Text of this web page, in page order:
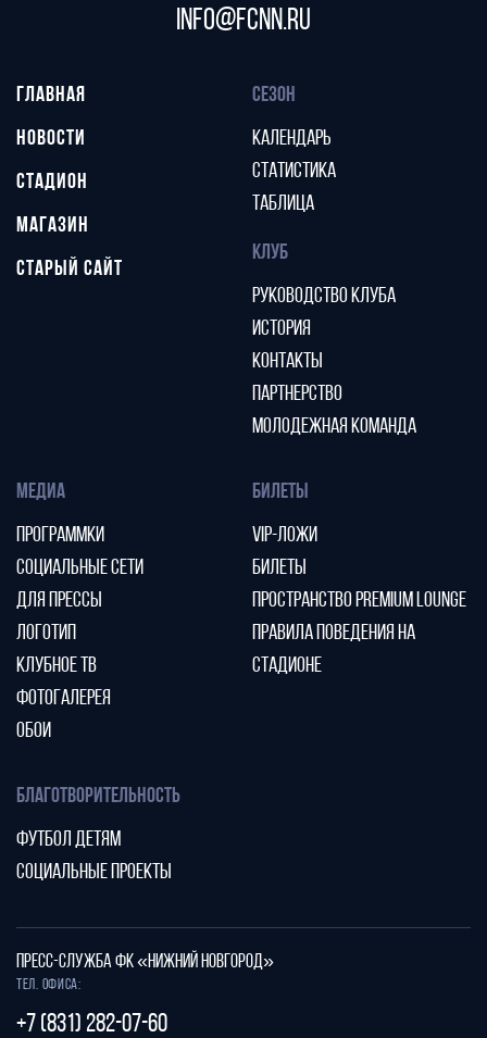
info@fcnn.ru
ГЛАВНАЯ
НОВОСТИ
СТАДИОН
МАГАЗИН
СТАРЫЙ САЙТ
СЕЗОН
КАЛЕНДАРЬ
СТАТИСТИКА
ТАБЛИЦА
КЛУБ
РУКОВОДСТВО КЛУБА
ИСТОРИЯ
КОНТАКТЫ
ПАРТНЕРСТВО
МОЛОДЕЖНАЯ КОМАНДА
МЕДИА
ПРОГРАММКИ
СОЦИАЛЬНЫЕ СЕТИ
ДЛЯ ПРЕССЫ
ЛОГОТИП
КЛУБНОЕ ТВ
ФОТОГАЛЕРЕЯ
ОБОИ
БИЛЕТЫ
VIP-ЛОЖИ
БИЛЕТЫ
ПРОСТРАНСТВО PREMIUM LOUNGE
ПРАВИЛА ПОВЕДЕНИЯ НА
СТАДИОНЕ
БЛАГОТВОРИТЕЛЬНОСТЬ
ФУТБОЛ ДЕТЯМ
СОЦИАЛЬНЫЕ ПРОЕКТЫ
ПРЕСС-СЛУЖБА ФК «НИЖНИЙ НОВГОРОД»
Тел. офиса:
+7 (831) 282-07-60